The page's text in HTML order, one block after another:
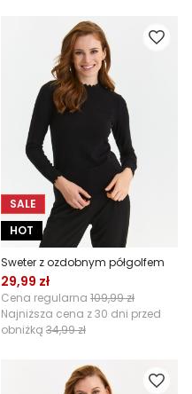
SALE
HOT
Sweter z ozdobnym półgolfem
29,99 zł
Cena regularna 109,99 zł
Najniższa cena z 30 dni przed
obniżką 34,99 zł